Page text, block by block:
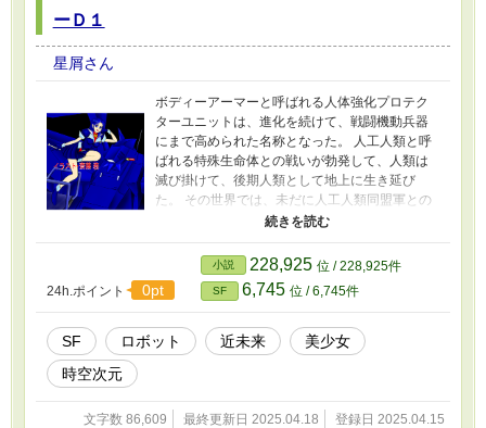
ーＤ１
星屑さん
ボディーアーマーと呼ばれる人体強化プロテク
ターユニットは、進化を続けて、戦闘機動兵器
にまで高められた名称となった。 人工人類と呼
ばれる特殊生命体との戦いが勃発して、人類は
滅び掛けて、後期人類として地上に生き延び
た。 その世界では、未だに人工人類同盟軍との
小競り合いが続いている。 嵐山勇士は、傭兵部
く、そこで出会った特殊人工生命体のシアと共
に、運命に吸い寄せられて行く様に、果てし無
い戦いに向かって行く事になる。
24h.ポイント 0pt
小説 228,925 位 / 228,925件
SF 6,745 位 / 6,745件
SF ロボット 近未来
美少女
時空次元
文字数 86,609 最終更新日 2025.04.18 登録日 2025.04.15